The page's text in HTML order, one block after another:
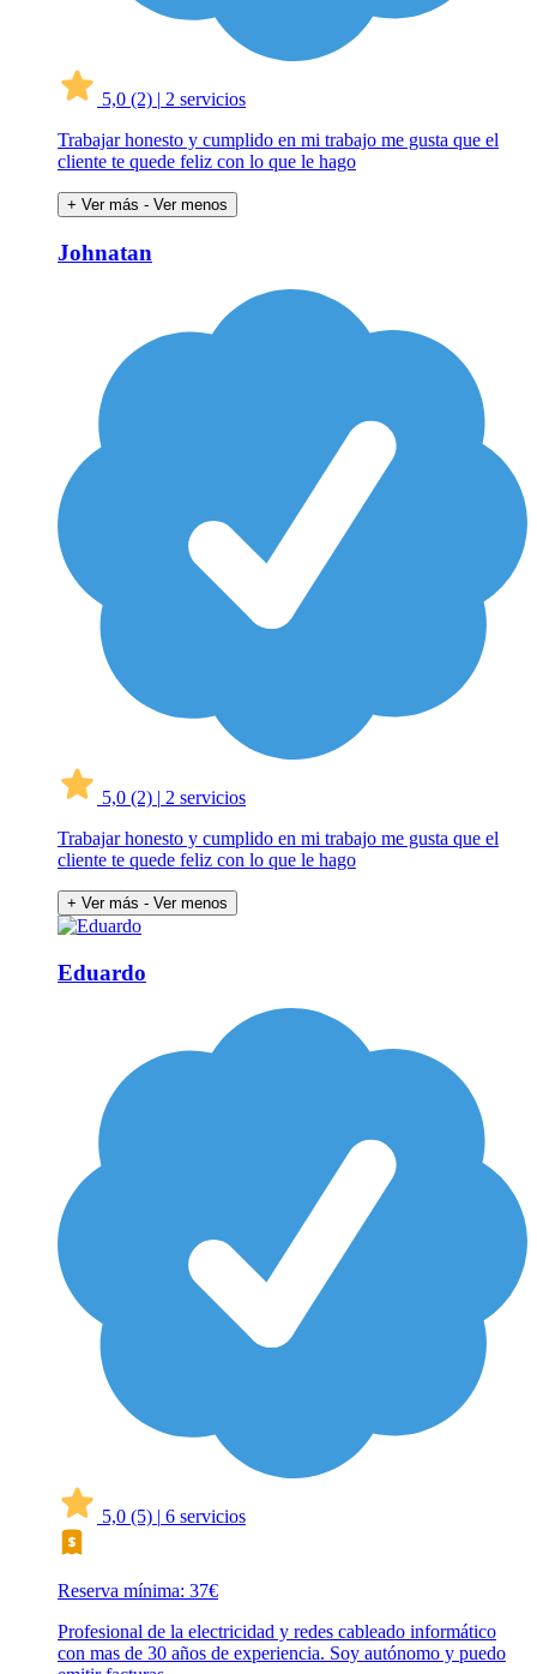
5,0 (2) | 2 servicios
Trabajar honesto y cumplido en mi trabajo me gusta que el
cliente te quede feliz con lo que le hago
+ Ver más - Ver menos
Johnatan
5,0 (2) | 2 servicios
Trabajar honesto y cumplido en mi trabajo me gusta que el
cliente te quede feliz con lo que le hago
+ Ver más - Ver menos
Eduardo
5,0 (5) | 6 servicios
Reserva mínima: 37€
Profesional de la electricidad y redes cableado informático
con mas de 30 años de experiencia. Soy autónomo y puedo